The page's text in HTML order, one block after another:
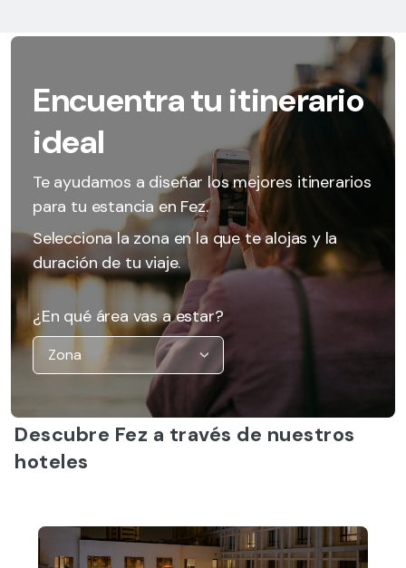
Encuentra tu itinerario
ideal
Te ayudamos a diseñar los mejores itinerarios
para tu estancia en Fez.
Selecciona la zona en la que te alojas y la
duración de tu viaje.
¿En qué área vas a estar?
Descubre Fez a través de nuestros
hoteles